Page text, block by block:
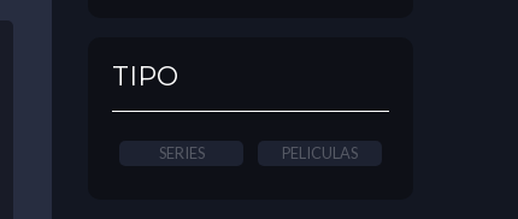
TIPO
SERIES PELICULAS